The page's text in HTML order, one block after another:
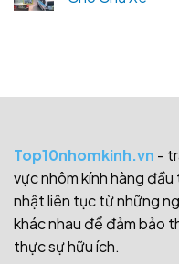
Top10nhomkinh.vn -
vực nhôm kính hàng
nhật liên tục từ những
khác nhau để đảm bảo
thực sự hữu ích.